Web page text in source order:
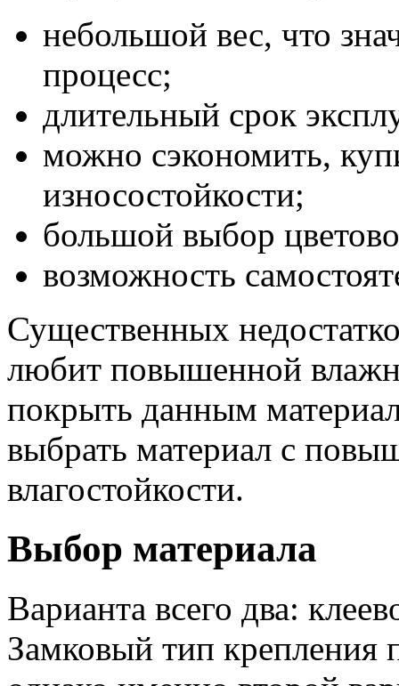
небольшой вес, что
процесс;
длительный срок
можно сэкономить,
износостойкости;
большой выбор
возможность
Существенных
любит повышенной
покрыть данным
выбрать материал с
влагостойкости.
Выбор материала
Варианта всего два:
Замковый тип крепления